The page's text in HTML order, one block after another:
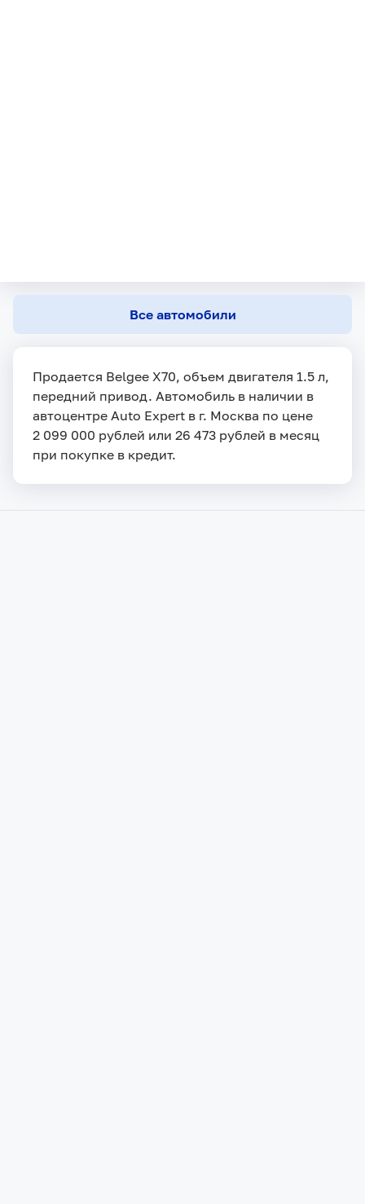
Все автомобили
Продается Belgee X70, объем двигателя 1.5 л,
передний привод. Автомобиль в наличии в
автоцентре Auto Expert в г. Москва по цене
2 099 000 рублей или 26 473 рублей в месяц
при покупке в кредит.